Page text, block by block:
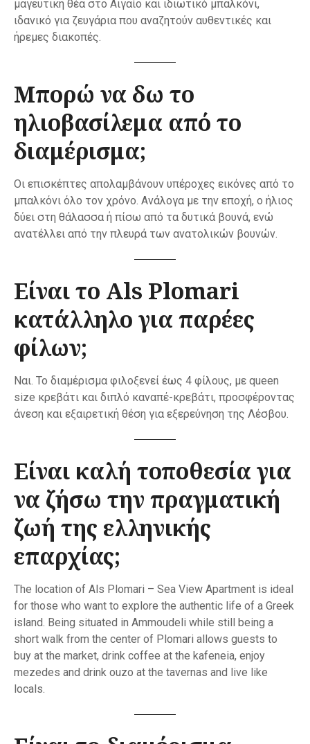
μαγευτική θέα στο Αιγαίο και ιδιωτικό μπαλκόνι,
ιδανικό για ζευγάρια που αναζητούν αυθεντικές και
ήρεμες διακοπές.
Μπορώ να δω το
ηλιοβασίλεμα από το
διαμέρισμα;
Οι επισκέπτες απολαμβάνουν υπέροχες εικόνες από το
μπαλκόνι όλο τον χρόνο. Ανάλογα με την εποχή, ο ήλιος
δύει στη θάλασσα ή πίσω από τα δυτικά βουνά, ενώ
ανατέλλει από την πλευρά των ανατολικών βουνών.
Είναι το Als Plomari
κατάλληλο για παρέες
φίλων;
Ναι. Το διαμέρισμα φιλοξενεί έως 4 φίλους, με queen
size κρεβάτι και διπλό καναπέ-κρεβάτι, προσφέροντας
άνεση και εξαιρετική θέση για εξερεύνηση της Λέσβου.
Είναι καλή τοποθεσία για
να ζήσω την πραγματική
ζωή της ελληνικής
επαρχίας;
The location of Als Plomari – Sea View Apartment is ideal
for those who want to explore the authentic life of a Greek
island. Being situated in Ammoudeli while still being a
short walk from the center of Plomari allows guests to
buy at the market, drink coffee at the kafeneia, enjoy
mezedes and drink ouzo at the tavernas and live like
locals.